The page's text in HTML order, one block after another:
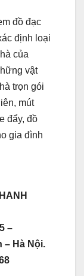
đồ đạc
định loại
của
vật
trọn gói
mút
đẩy, đồ
gia đình
–
– Hà Nội.